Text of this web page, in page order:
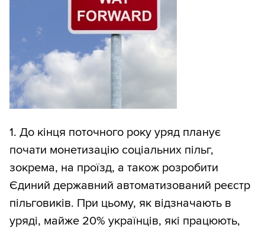
1. До кінця поточного року уряд планує
почати монетизацію соціальних пільг,
зокрема, на проїзд, а також розробити
Єдиний державний автоматизований реєстр
пільговиків. При цьому, як відзначають в
уряді, майже 20% українців, які працюють,